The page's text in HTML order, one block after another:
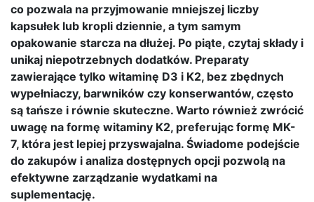
co pozwala na przyjmowanie mniejszej liczby
kapsułek lub kropli dziennie, a tym samym
opakowanie starcza na dłużej. Po piąte, czytaj składy i
unikaj niepotrzebnych dodatków. Preparaty
zawierające tylko witaminę D3 i K2, bez zbędnych
wypełniaczy, barwników czy konserwantów, często
są tańsze i równie skuteczne. Warto również zwrócić
uwagę na formę witaminy K2, preferując formę MK-
7, która jest lepiej przyswajalna. Świadome podejście
do zakupów i analiza dostępnych opcji pozwolą na
efektywne zarządzanie wydatkami na
suplementację.